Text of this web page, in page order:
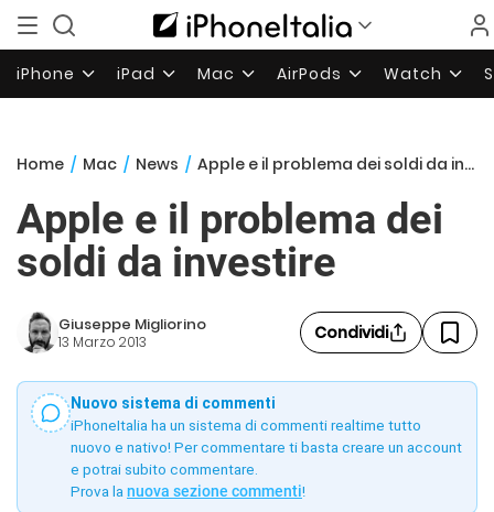
iPhone iPad Mac AirPods Watch
Home / Mac / News / Apple e il problema dei soldi da investire
Apple e il problema dei
soldi da investire
Giuseppe Migliorino
13 Marzo 2013 Condividi
Nuovo sistema di commenti
iPhoneItalia ha un sistema di commenti realtime tutto
nuovo e nativo! Per commentare ti basta creare un account
e potrai subito commentare.
Prova la nuova sezione commenti!